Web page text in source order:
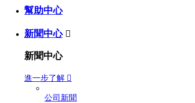
幫助中心
新聞中心 
新聞中心
進一步了解 
公司新聞